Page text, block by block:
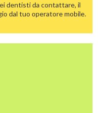
dentisti da contattare, il
dal tuo operatore mobile.